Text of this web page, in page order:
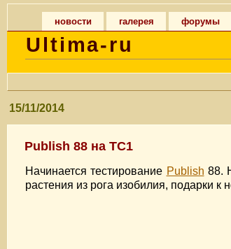
новости галерея форумы
Ultima-ru
15/11/2014
Publish 88 на TC1
Начинается тестирование Publish 88.
растения из рога изобилия, подарки